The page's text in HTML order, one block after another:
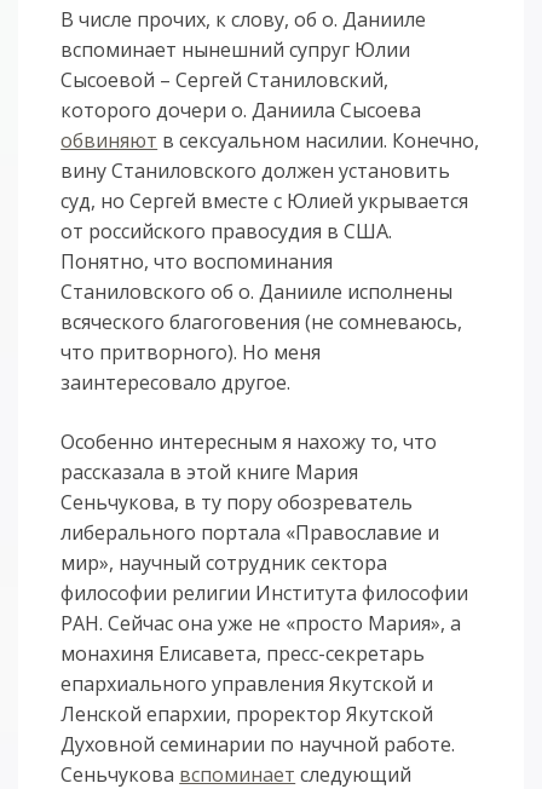
В числе прочих, к слову, об о. Данииле
вспоминает нынешний супруг Юлии
Сысоевой – Сергей Станиловский,
которого дочери о. Даниила Сысоева
обвиняют в сексуальном насилии. Конечно,
вину Станиловского должен установить
суд, но Сергей вместе с Юлией укрывается
от российского правосудия в США.
Понятно, что воспоминания
Станиловского об о. Данииле исполнены
всяческого благоговения (не сомневаюсь,
что притворного). Но меня
заинтересовало другое.
Особенно интересным я нахожу то, что
рассказала в этой книге Мария
Сеньчукова, в ту пору обозреватель
либерального портала «Православие и
мир», научный сотрудник сектора
философии религии Института философии
РАН. Сейчас она уже не «просто Мария», а
монахиня Елисавета, пресс-секретарь
епархиального управления Якутской и
Ленской епархии, проректор Якутской
Духовной семинарии по научной работе.
Сеньчукова вспоминает следующий